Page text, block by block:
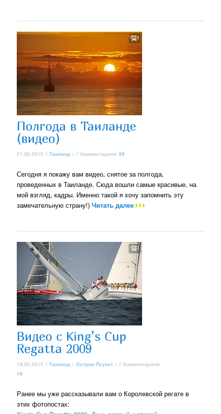
Полгода в Таиланде
(видео)
21.06.2010 //Таиланд » // Комментариев:56
Сегодня я покажу вам видео, снятое за полгода,
проведенных в Таиланде. Сюда вошли самые красивые, на
мой взгляд, кадры. Именно такой я хочу запомнить эту
замечательную страну!)Читать далее
Видео с King’s Cup
Regatta 2009
19.02.2010 //Таиланд »Остров Пхукет » // Комментариев:
18
Ранее мы уже рассказывали вам о Королевской регате в
этих фотопостах: